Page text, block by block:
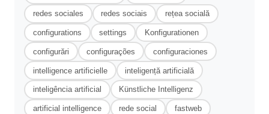
redes sociales redes sociais rețea socială
configurations settings Konfigurationen
configurări configurações configuraciones
intelligence artificielle inteligență artificială
inteligência artificial Künstliche Intelligenz
artificial intelligence rede social fastweb